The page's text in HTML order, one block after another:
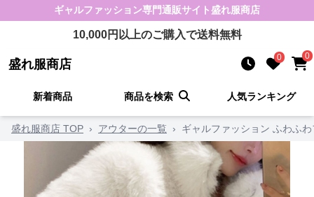
ギャルファッション専門通販サイト盛れ服商店
10,000円以上のご購入で送料無料
盛れ服商店 0 0
新着商品 商品を検索 人気ランキング
盛れ服商店 TOP › アウターの一覧 › ギャルファッション ふわふ